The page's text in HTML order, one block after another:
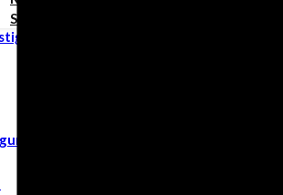
Schwangerschaft